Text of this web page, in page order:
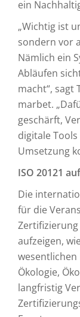
ein
„Wichtig ist
sondern vor
Nämlich ein
Abläufen
macht“, sagt
marbet.
geschärft,
digitale
Umsetzung
ISO 20121
Die
für die
aufzeigen,
Ökologie,
langfristig